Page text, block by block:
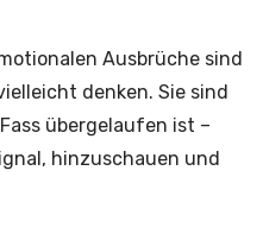
Ausbrüche sind
denken. Sie sind
übergelaufen ist –
hinzuschauen und